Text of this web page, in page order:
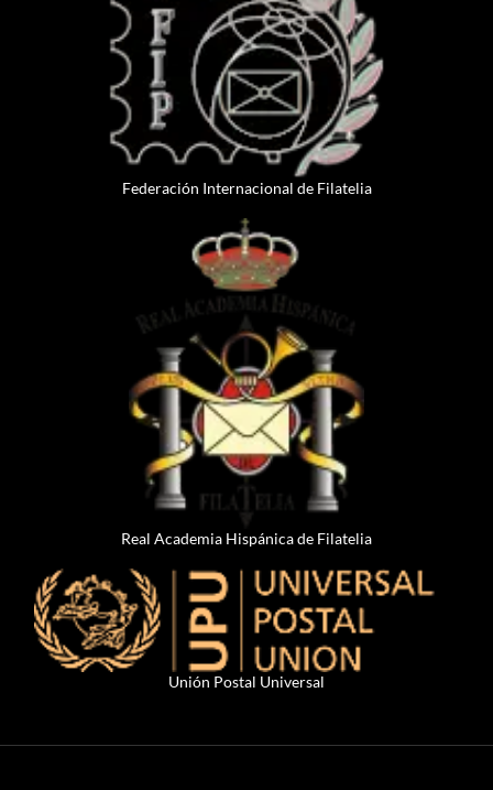
Federación Internacional de Filatelia
Real Academia Hispánica de Filatelia
Unión Postal Universal